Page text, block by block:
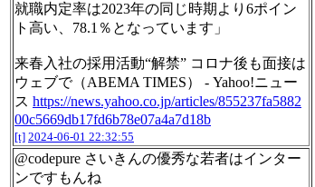
就職内定率は2023年の同じ時期より6ポイン
ト高い、78.1％となっています」
来春入社の採用活動“解禁” コロナ後も面接は
ウェブで（ABEMA TIMES） - Yahoo!ニュー
ス https://news.yahoo.co.jp/articles/855237fa5882
00c5669db17fd6b78e07a4a7d18b
[t] 2024-06-01 22:32:55
@codepure さいきんの優秀な若者はインター
ンですもんね